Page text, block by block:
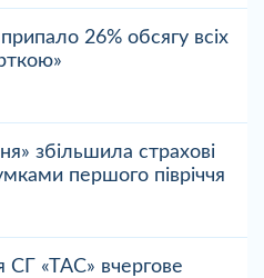
26% обсягу всіх
збільшила страхові
першого півріччя
СГ «ТАС» вчергове